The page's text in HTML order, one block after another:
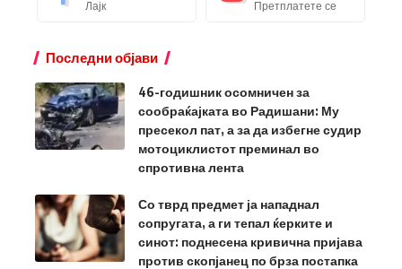
Лајк Претплатете се
Последни објави
46-годишник осомничен за
сообраќајката во Радишани: Му
пресекол пат, а за да избегне судир
мотоциклистот преминал во
спротивна лента
Со тврд предмет ја нападнал
сопругата, а ги тепал ќерките и
синот: поднесена кривична пријава
против скопјанец по брза постапка